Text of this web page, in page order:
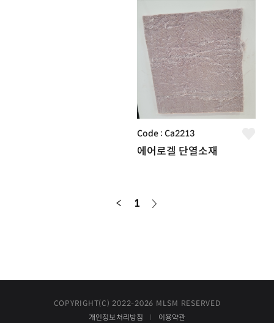
Code : Ca2213
에어로겔 단열소재
< 1
COPYRIGHT(C) 2022-2026 MLSM RESERVED
개인정보처리방침
이용약관